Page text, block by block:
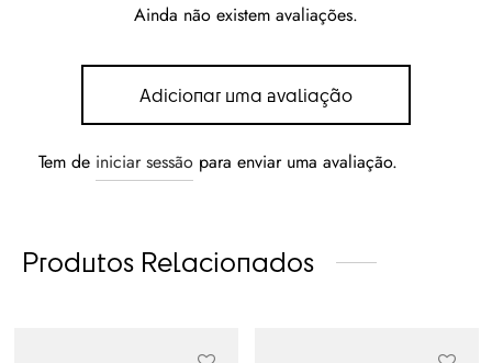
Ainda não existem avaliações.
Adicionar uma avaliação
Tem de iniciar sessão para enviar uma avaliação.
Produtos Relacionados